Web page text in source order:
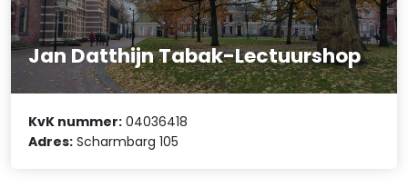
Jan Datthijn Tabak-Lectuurshop
KvK nummer: 04036418
Adres: Scharmbarg 105